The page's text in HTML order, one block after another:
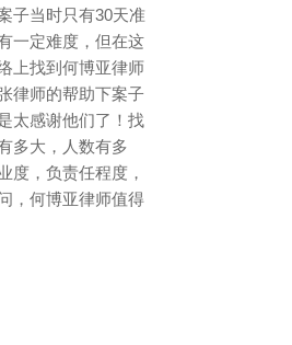
子当时只有30天准
一定难度，但在这
上找到何博亚律师
律师的帮助下案子
太感谢他们了！找
多大，人数有多
度，负责任程度，
，何博亚律师值得